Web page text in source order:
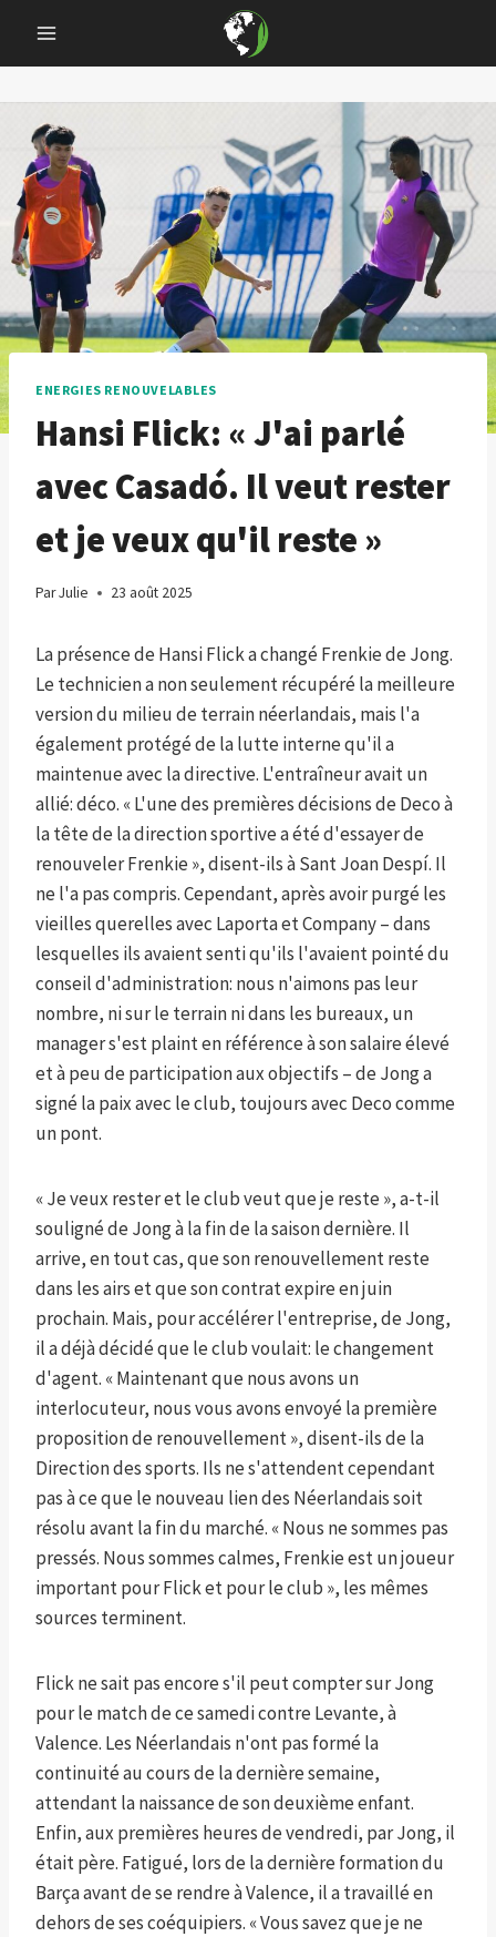
content
ENERGIES RENOUVELABLES
Hansi Flick: « J'ai parlé
avec Casadó. Il veut rester
et je veux qu'il reste »
ParJulie 23 août 2025
La présence de Hansi Flick a changé Frenkie de Jong.
Le technicien a non seulement récupéré la meilleure
version du milieu de terrain néerlandais, mais l'a
également protégé de la lutte interne qu'il a
maintenue avec la directive. L'entraîneur avait un
allié: déco. « L'une des premières décisions de Deco à
la tête de la direction sportive a été d'essayer de
renouveler Frenkie », disent-ils à Sant Joan Despí. Il
ne l'a pas compris. Cependant, après avoir purgé les
vieilles querelles avec Laporta et Company – dans
lesquelles ils avaient senti qu'ils l'avaient pointé du
conseil d'administration: nous n'aimons pas leur
nombre, ni sur le terrain ni dans les bureaux, un
manager s'est plaint en référence à son salaire élevé
et à peu de participation aux objectifs – de Jong a
signé la paix avec le club, toujours avec Deco comme
un pont.
« Je veux rester et le club veut que je reste », a-t-il
souligné de Jong à la fin de la saison dernière. Il
arrive, en tout cas, que son renouvellement reste
dans les airs et que son contrat expire en juin
prochain. Mais, pour accélérer l'entreprise, de Jong,
il a déjà décidé que le club voulait: le changement
d'agent. « Maintenant que nous avons un
interlocuteur, nous vous avons envoyé la première
proposition de renouvellement », disent-ils de la
Direction des sports. Ils ne s'attendent cependant
pas à ce que le nouveau lien des Néerlandais soit
résolu avant la fin du marché. « Nous ne sommes pas
pressés. Nous sommes calmes, Frenkie est un joueur
important pour Flick et pour le club », les mêmes
sources terminent.
Flick ne sait pas encore s'il peut compter sur Jong
pour le match de ce samedi contre Levante, à
Valence. Les Néerlandais n'ont pas formé la
continuité au cours de la dernière semaine,
attendant la naissance de son deuxième enfant.
Enfin, aux premières heures de vendredi, par Jong, il
était père. Fatigué, lors de la dernière formation du
Barça avant de se rendre à Valence, il a travaillé en
dehors de ses coéquipiers. « Vous savez que je ne